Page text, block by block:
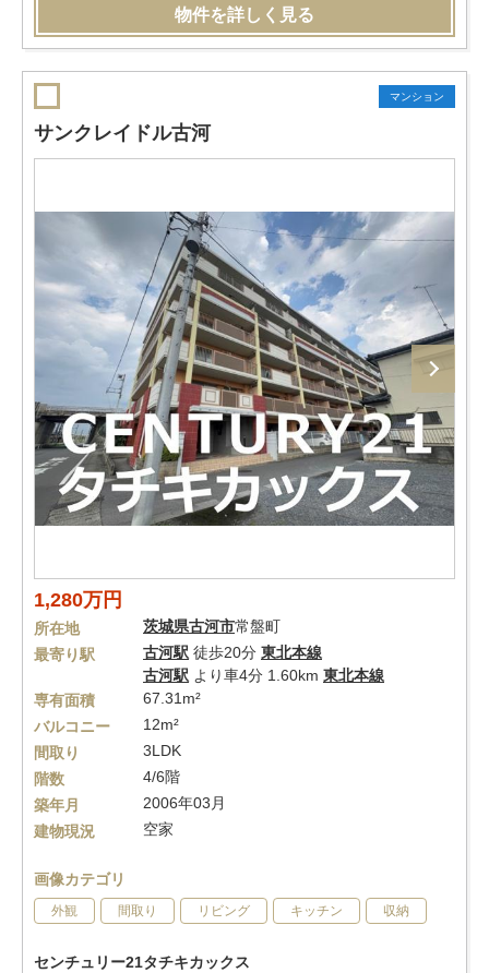
物件を詳しく見る
マンション
サンクレイドル古河
1,280万円
所在地 茨城県古河市常盤町
最寄り駅
古河駅 徒歩20分 東北本線
古河駅 より車4分 1.60km 東北本線
専有面積
67.31m²
バルコニー
12m²
間取り
3LDK
階数
4/6階
築年月
2006年03月
建物現況
空家
画像カテゴリ
外観 間取り リビング キッチン 収納
センチュリー21タチキカックス